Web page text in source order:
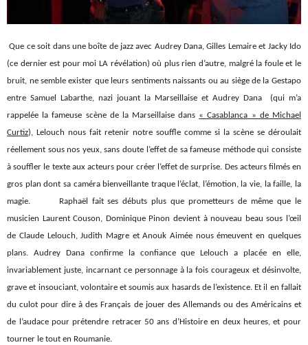
Que ce soit dans une boîte de jazz avec Audrey Dana, Gilles Lemaire et Jacky Ido
(ce dernier est pour moi LA révélation) où plus rien d’autre, malgré la foule et le
bruit, ne semble exister que leurs sentiments naissants ou au siège de la Gestapo
entre Samuel Labarthe, nazi jouant la Marseillaise et Audrey Dana (qui m’a
rappelée la fameuse scène de la Marseillaise dans « Casablanca » de Michael
Curtiz), Lelouch nous fait retenir notre souffle comme si la scène se déroulait
réellement sous nos yeux, sans doute l’effet de sa fameuse méthode qui consiste
à souffler le texte aux acteurs pour créer l’effet de surprise. Des acteurs filmés en
gros plan dont sa caméra bienveillante traque l’éclat, l’émotion, la vie, la faille, la
magie. Raphaël fait ses débuts plus que prometteurs de même que le
musicien Laurent Couson, Dominique Pinon devient à nouveau beau sous l’œil
de Claude Lelouch, Judith Magre et Anouk Aimée nous émeuvent en quelques
plans. Audrey Dana confirme la confiance que Lelouch a placée en elle,
invariablement juste, incarnant ce personnage à la fois courageux et désinvolte,
grave et insouciant, volontaire et soumis aux hasards de l’existence. Et il en fallait
du culot pour dire à des Français de jouer des Allemands ou des Américains et
de l’audace pour prétendre retracer 50 ans d’Histoire en deux heures, et pour
tourner le tout en Roumanie.